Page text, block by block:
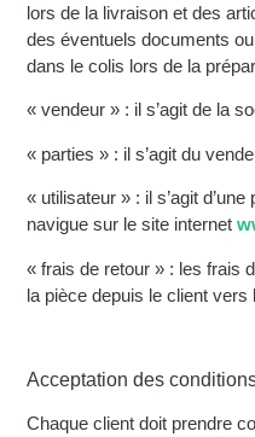
lors de la livraison et des
des éventuels documents
dans le colis lors de la
« vendeur » : il s’agit de la
« parties » : il s’agit du
« utilisateur » : il s’agit
navigue sur le site internet
« frais de retour » : les frais
la pièce depuis le client vers
Acceptation des
Chaque client doit prendre